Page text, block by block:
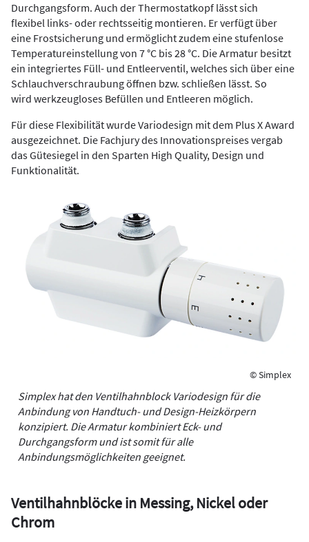
Durchgangsform. Auch der Thermostatkopf lässt sich
flexibel links- oder rechtsseitig montieren. Er verfügt über
eine Frostsicherung und ermöglicht zudem eine stufenlose
Temperatureinstellung von 7 °C bis 28 °C. Die Armatur besitzt
ein integriertes Füll- und Entleerventil, welches sich über eine
Schlauchverschraubung öffnen bzw. schließen lässt. So
wird werkzeugloses Befüllen und Entleeren möglich.
Für diese Flexibilität wurde Variodesign mit dem Plus X Award
ausgezeichnet. Die Fachjury des Innovationspreises vergab
das Gütesiegel in den Sparten High Quality, Design und
Funktionalität.
© Simplex
Simplex hat den Ventilhahnblock Variodesign für die
Anbindung von Handtuch- und Design-Heizkörpern
konzipiert. Die Armatur kombiniert Eck- und
Durchgangsform und ist somit für alle
Anbindungsmöglichkeiten geeignet.
Ventilhahnblöcke in Messing, Nickel oder
Chrom